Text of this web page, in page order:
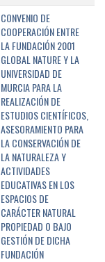
CONVENIO DE
COOPERACIÓN ENTRE
LA FUNDACIÓN 2001
GLOBAL NATURE Y LA
UNIVERSIDAD DE
MURCIA PARA LA
REALIZACIÓN DE
ESTUDIOS CIENTÍFICOS,
ASESORAMIENTO PARA
LA CONSERVACIÓN DE
LA NATURALEZA Y
ACTIVIDADES
EDUCATIVAS EN LOS
ESPACIOS DE
CARÁCTER NATURAL
PROPIEDAD O BAJO
GESTIÓN DE DICHA
FUNDACIÓN